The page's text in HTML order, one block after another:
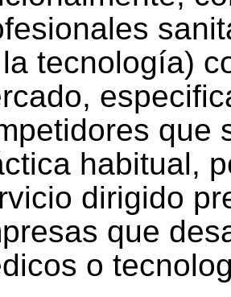
tecnología)
que
habitual,
dirigido
que
o